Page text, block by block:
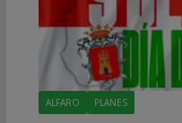
ALFARO PLANES